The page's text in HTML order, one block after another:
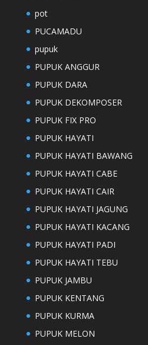
pot
PUCAMADU
pupuk
PUPUK ANGGUR
PUPUK DARA
PUPUK DEKOMPOSER
PUPUK FIX PRO
PUPUK HAYATI
PUPUK HAYATI BAWANG
PUPUK HAYATI CABE
PUPUK HAYATI CAIR
PUPUK HAYATI JAGUNG
PUPUK HAYATI KACANG
PUPUK HAYATI PADI
PUPUK HAYATI TEBU
PUPUK JAMBU
PUPUK KENTANG
PUPUK KURMA
PUPUK MELON